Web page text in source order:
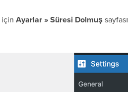
için Ayarlar » Süresi Dolmuş